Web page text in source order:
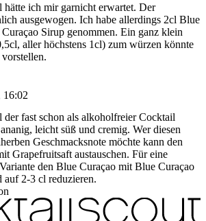
ich mir garnicht erwartet. Der
ausgewogen. Ich habe allerdings 2cl Blue
Sirup genommen. Ein ganz klein
aller höchstens 1cl) zum würzen könnte
16:02
fast schon als alkoholfreier Cocktail
leicht süß und cremig. Wer diesen
Geschmacksnote möchte kann den
Grapefruitsaft austauschen. Für eine
den Blue Curaçao mit Blue Curaçao
auf 2-3 cl reduzieren.